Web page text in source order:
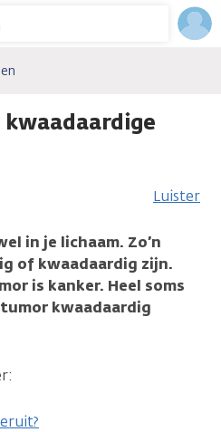
kwaadaardige
Luister
in je lichaam. Zo’n
of kwaadaardig zijn.
is kanker. Heel soms
kwaadaardig